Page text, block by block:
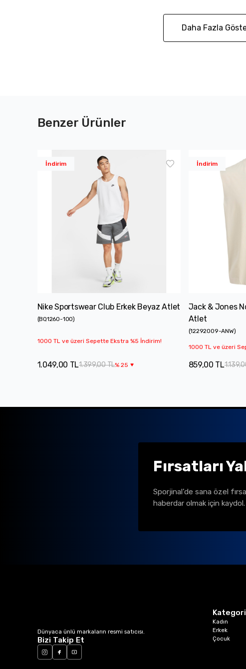
Daha Fazla
Benzer Ürünler
İndirim
Nike Sportswear Club Erkek Beyaz Atlet
(BQ1260-100)
1000 TL ve üzeri Sepette Ekstra %5 İndirim!
1.399,00 TL%25
1.049,00 TL
İndirim
Jack & Jones
Atlet
(12292009-ANW)
1000 TL ve üzeri
859,00 TL
Fırsatları
Sporjinal’de sana özel
haberdar olmak için kaydol.
Dünyaca ünlü markaların resmi satıcısı.
Bizi Takip Et
Kadın
Erkek
Çocuk